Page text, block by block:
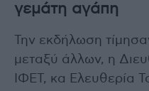
γεμάτη αγάπη
Την εκδήλωση
μεταξύ άλλων, η
ΙΦΕΤ, κα Ελευθερία